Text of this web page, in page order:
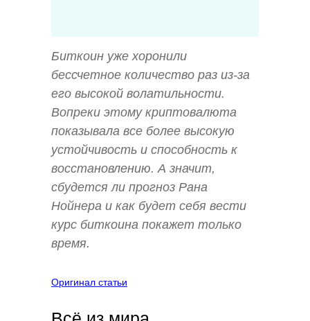
Биткоин уже хоронили
бессчетное количество раз из-за
его высокой волатильности.
Вопреки этому криптовалюта
показывала все более высокую
устойчивость и способность к
восстановлению. А значит,
сбудется ли прогноз Рана
Нойнера и как будет себя вести
курс биткоина покажет только
время.
Оригинал статьи